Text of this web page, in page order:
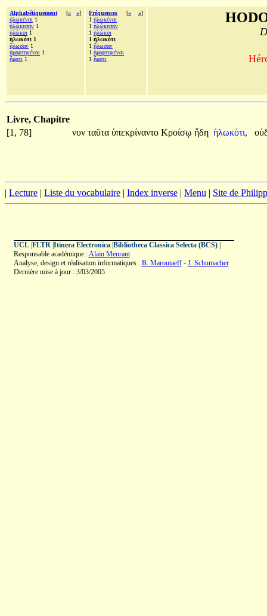
Alphabétiquement [« »]
ἡλωκέναι 1
ἡλώκεσαν 1
ἡλώκοι 1
ἡλωκότι 1
ἥλωσαν 1
ἡμαρτηκέναι 1
ἤματι 1
Fréquences [« »]
1 ἡλωκέναι
1 ἡλώκεσαν
1 ἡλώκοι
1 ἡλωκότι
1 ἥλωσαν
1 ἡμαρτηκέναι
1 ἤματι
Livre, Chapitre
[1, 78]
νυν ταῦτα ὑπεκρίναντο Κροίσῳ ἤδη ἡλωκότι,
| Lecture | Liste du vocabulaire | Index inverse | Menu | Site de
UCL| FLTR| Itinera Electronica| Bibliotheca Classica Selecta (BCS)|
Responsable académique :Alain Meurant
Analyse, design et réalisation informatiques : B. Maroutaeff- J. Schumacher
Dernière mise à jour : 3/03/2005